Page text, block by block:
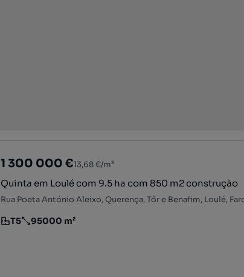
1 300 000 €13,68 €/m²
Quinta em Loulé com 9.5 ha com 850 m2 construção
Rua Poeta António Aleixo, Querença, Tôr e Benafim, Loulé,
Tipologia
T5
Preço por metro quadrado
95000 m²